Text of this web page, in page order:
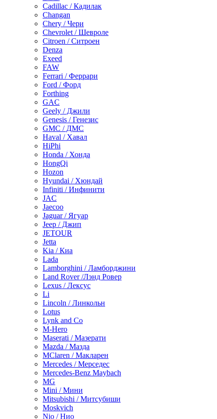
Cadillac / Кадилак
Changan
Chery / Чери
Chevrolet / Шевроле
Citroen / Ситроен
Denza
Exeed
FAW
Ferrari / Феррари
Ford / Форд
Forthing
GAC
Geely / Джили
Genesis / Генезис
GMC / ДМС
Haval / Хавал
HiPhi
Honda / Хонда
HongQi
Hozon
Hyundai / Хюндай
Infiniti / Инфинити
JAC
Jaecoo
Jaguar / Ягуар
Jeep / Джип
JETOUR
Jetta
Kia / Киа
Lada
Lamborghini / Ламборджини
Land Rover /Лэнд Ровер
Lexus / Лексус
Li
Lincoln / Линкольн
Lotus
Lynk and Co
M-Hero
Maserati / Мазерати
Mazda / Мазда
MClaren / Макларен
Mercedes / Мерседес
Mercedes-Benz Maybach
MG
Mini / Мини
Mitsubishi / Митсубиши
Moskvich
Nio / Нио